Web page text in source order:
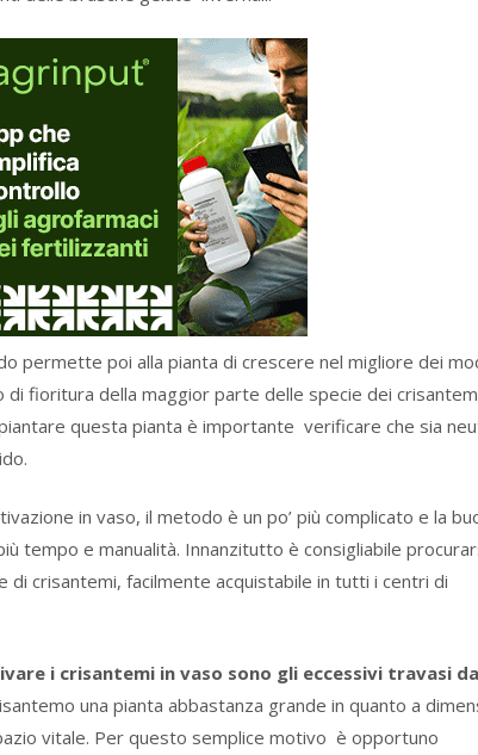
permette poi alla pianta di crescere nel migliore dei
di fioritura della maggior parte delle specie dei
questa pianta è importante verificare che sia
in vaso, il metodo è un po’ più complicato e la
tempo e manualità. Innanzitutto è consigliabile
di crisantemi, facilmente acquistabile in tutti i centri di
i crisantemi in vaso sono gli eccessivi travasi da
una pianta abbastanza grande in quanto a
vitale. Per questo semplice motivo è opportuno